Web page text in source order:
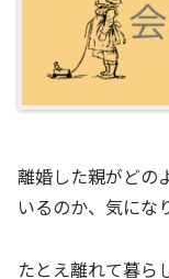
離婚した親がどの
いるのか、気にな
たとえ離れて暮ら